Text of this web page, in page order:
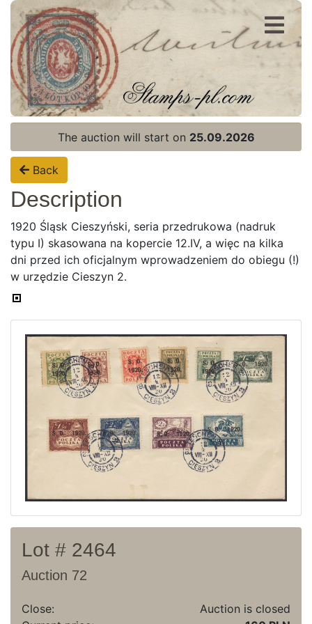
Register
Login
Home page
Current auction
Recent result
Archive
Regulation
Contact
The auction will start on 25.09.2026
Back
Description
1920 Śląsk Cieszyński, seria przedrukowa (nadruk
typu I) skasowana na kopercie 12.IV, a więc na kilka
dni przed ich oficjalnym wprowadzeniem do obiegu (!)
w urzędzie Cieszyn 2.
Lot # 2464
Auction 72
Close:
Auction is closed